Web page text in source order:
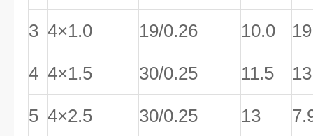
3 4×1.0 19/0.26 10.0
4 4×1.5 30/0.25 11.5
5 4×2.5 30/0.25 13